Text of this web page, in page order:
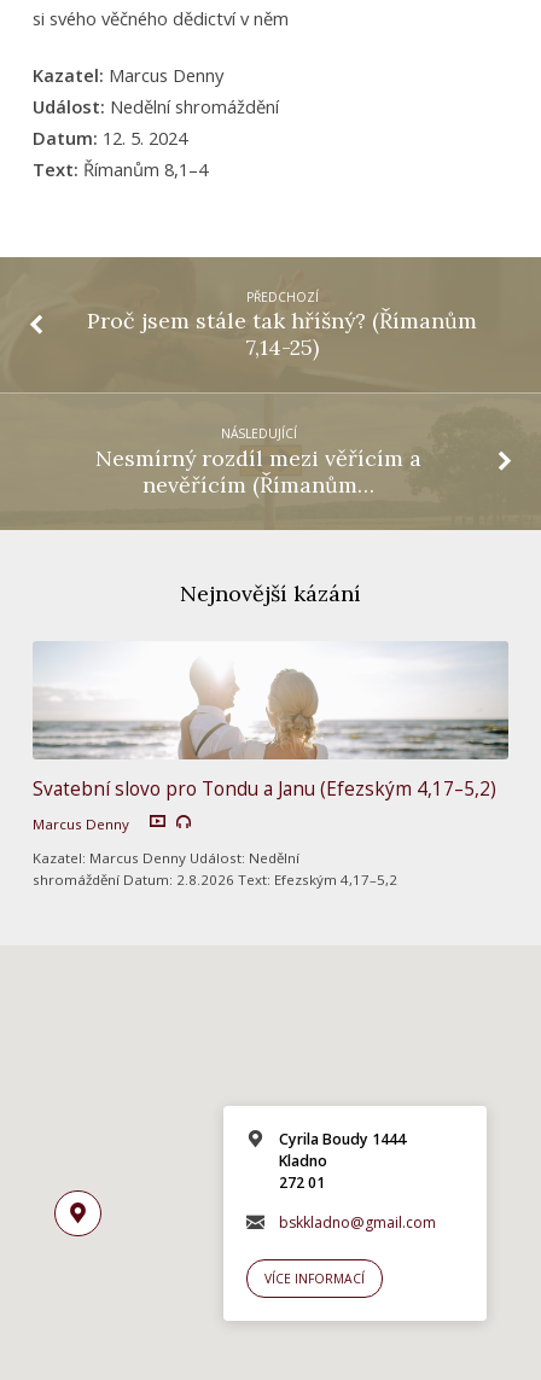
si svého věčného dědictví v něm
Kazatel: Marcus Denny
Událost: Nedělní shromáždění
Datum: 12. 5. 2024
Text: Římanům 8,1–4
PŘEDCHOZÍ
Proč jsem stále tak hříšný? (Římanům
7,14-25)
NÁSLEDUJÍCÍ
Nesmírný rozdíl mezi věřícím a
nevěřícím (Římanům…
Nejnovější kázání
Svatební slovo pro Tondu a Janu (Efezským 4,17–5,2)
Marcus Denny
Kazatel: Marcus Denny Událost: Nedělní
shromáždění Datum: 2.8.2026 Text: Efezským 4,17–5,2
Cyrila Boudy 1444
Kladno
272 01
bskkladno@gmail.com
VÍCE INFORMACÍ